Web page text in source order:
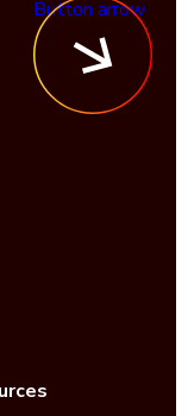
Button arrow